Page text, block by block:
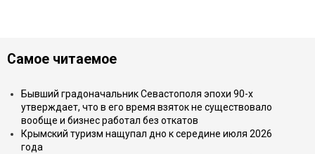
Самое читаемое
Бывший градоначальник Севастополя эпохи 90-х
утверждает, что в его время взяток не существовало
вообще и бизнес работал без откатов
Крымский туризм нащупал дно к середине июля 2026
года